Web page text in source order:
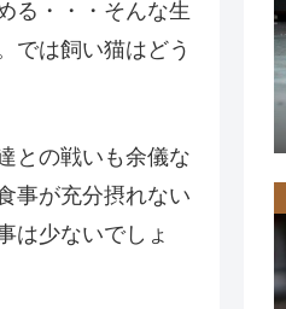
る・・・そんな生
では飼い猫はどう
との戦いも余儀な
事が充分摂れない
は少ないでしょ